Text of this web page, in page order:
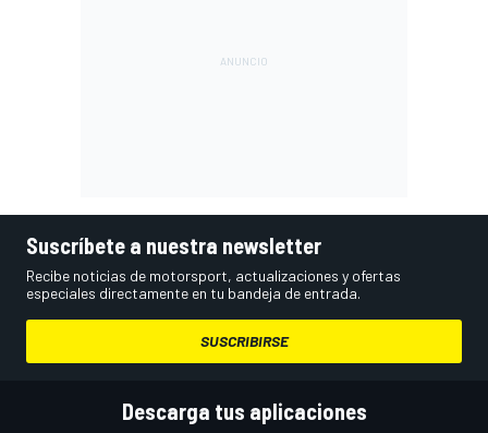
Suscríbete a nuestra newsletter
Recibe noticias de motorsport, actualizaciones y ofertas
especiales directamente en tu bandeja de entrada.
SUSCRIBIRSE
Descarga tus aplicaciones